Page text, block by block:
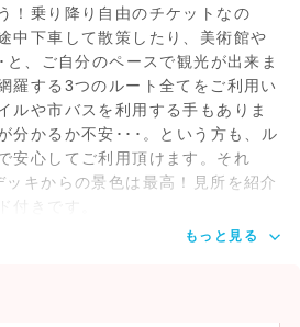
！乗り降り自由のチケットなの
中下車して散策したり、美術館や
、ご自分のペースで観光が出来ま
羅する3つのルート全てをご利用い
ルや市バスを利用する手もありま
分かるか不安･･･。という方も、ル
安心してご利用頂けます。それ
キからの景色は最高！見所を紹介
付きです。
もっと見る